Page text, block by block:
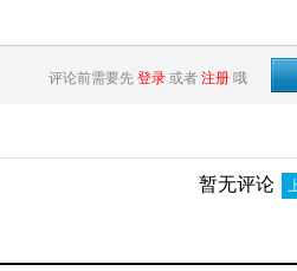
评论前需要先 登录 或者 注册 哦
暂无评论